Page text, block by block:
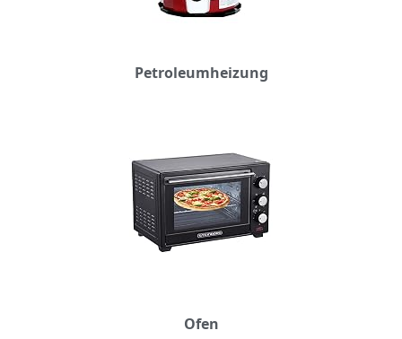
Petroleumheizung
Ofen